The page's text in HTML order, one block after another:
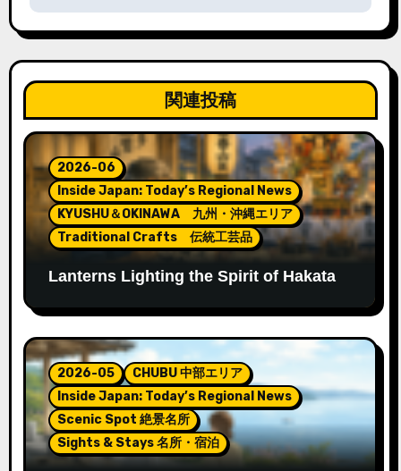
ゲ
ー
シ
ョ
ン
関連投稿
2026-06
Inside Japan: Today’s Regional News
KYUSHU＆OKINAWA 九州・沖縄エリア
Traditional Crafts 伝統工芸品
Lanterns Lighting the Spirit of Hakata
2026-05
CHUBU 中部エリア
Inside Japan: Today’s Regional News
Scenic Spot 絶景名所
Sights & Stays 名所・宿泊